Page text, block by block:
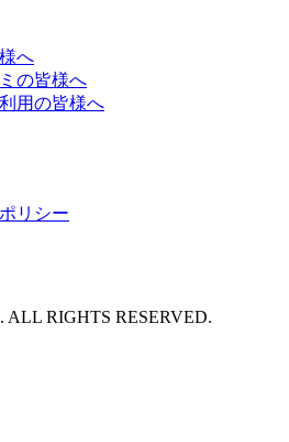
へ
の皆様へ
用の皆様へ
リシー
ALL RIGHTS RESERVED.